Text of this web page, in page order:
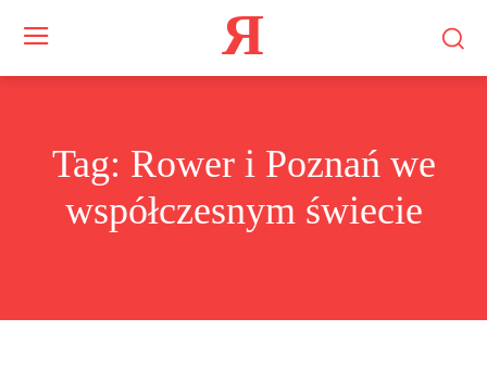
Я
Tag: Rower i Poznań we
współczesnym świecie